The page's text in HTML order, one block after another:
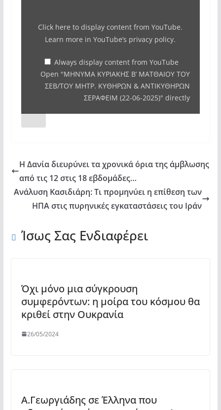
ΜΑΤΘΑΙΟΥ
ΣΕΒ/
ΤΟΥ
ΜΗΤΡ. ΚΥΘΗΡΩΝ
&
ΑΝΤΙΚΥΘΗΡΩΝ
2025)"
YouTube
Click here to display content from YouTube.
Learn more inYouTube’s privacy policy.
Always display content from YouTube
Open "ΜΗΝΥΜΑ ΚΥΡΙΑΚΗΣ Β’ ΜΑΤΘΑΙΟΥ ΤΟΥ
ΣΕΒ/ΤΟΥ ΜΗΤΡ. ΚΥΘΗΡΩΝ & ΑΝΤΙΚΥΘΗΡΩΝ
ΣΕΡΑΦΕΙΜ (22-06-2025)" directly
Η Δανία διευρύνει τα χρονικά όρια της άμβλωσης
από τις 12 στις 18 εβδομάδες…
Ανάλυση Κασιδιάρη: Τι προμηνύει η επίθεση των
ΗΠΑ στις πυρηνικές εγκαταστάσεις του Ιράν
Ίσως Σας Ενδιαφέρει
Όχι μόνο μια σύγκρουση
συμφερόντων: η μοίρα του κόσμου θα
κριθεί στην Ουκρανία
26/05/2024
Α.Γεωργιάδης σε Έλληνα που